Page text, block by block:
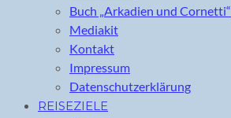
Buch „Arkadien und Cornetti“
Mediakit
Kontakt
Impressum
Datenschutzerklärung
REISEZIELE